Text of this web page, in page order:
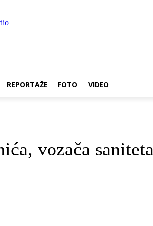
REPORTAŽE FOTO VIDEO
vozača saniteta